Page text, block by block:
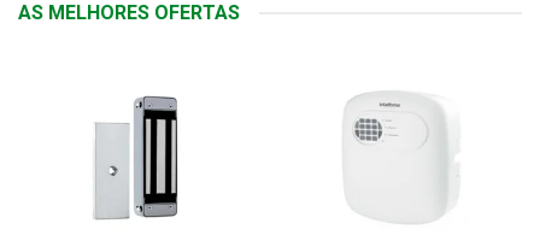
AS MELHORES OFERTAS